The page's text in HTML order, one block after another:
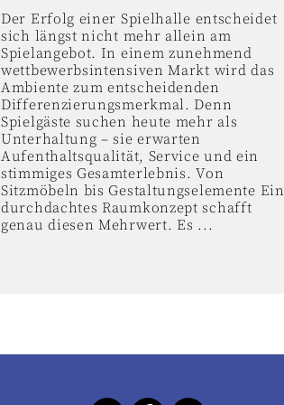
Der Erfolg einer Spielhalle entscheidet
sich längst nicht mehr allein am
Spielangebot. In einem zunehmend
wettbewerbsintensiven Markt wird das
Ambiente zum entscheidenden
Differenzierungsmerkmal. Denn
Spielgäste suchen heute mehr als
Unterhaltung – sie erwarten
Aufenthaltsqualität, Service und ein
stimmiges Gesamterlebnis. Von
Sitzmöbeln bis Gestaltungselemente Ein
durchdachtes Raumkonzept schafft
genau diesen Mehrwert. Es ...